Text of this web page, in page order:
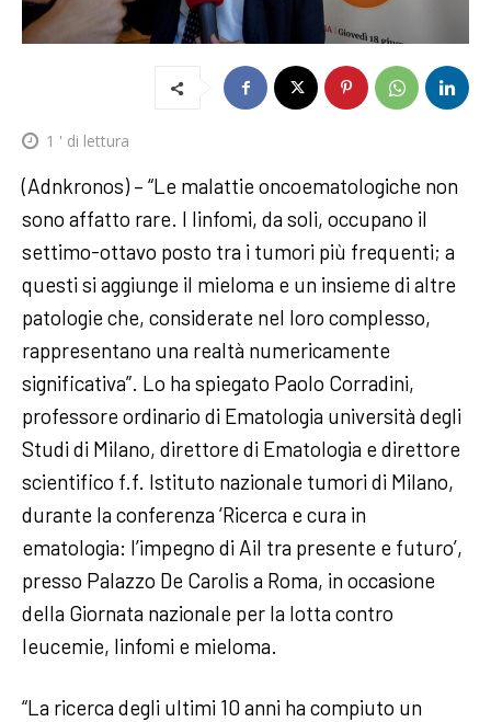
1 ' di lettura
(Adnkronos) – “Le malattie oncoematologiche non
sono affatto rare. I linfomi, da soli, occupano il
settimo-ottavo posto tra i tumori più frequenti; a
questi si aggiunge il mieloma e un insieme di altre
patologie che, considerate nel loro complesso,
rappresentano una realtà numericamente
significativa”. Lo ha spiegato Paolo Corradini,
professore ordinario di Ematologia università degli
Studi di Milano, direttore di Ematologia e direttore
scientifico f.f. Istituto nazionale tumori di Milano,
durante la conferenza ‘Ricerca e cura in
ematologia: l’impegno di Ail tra presente e futuro’,
presso Palazzo De Carolis a Roma, in occasione
della Giornata nazionale per la lotta contro
leucemie, linfomi e mieloma.
“La ricerca degli ultimi 10 anni ha compiuto un